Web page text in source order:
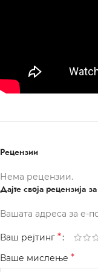
Рецензии
Нема рецензии.
Дајте своја рецензија
Вашата адреса за е-
Ваш рејтинг *
Ваше мислење *